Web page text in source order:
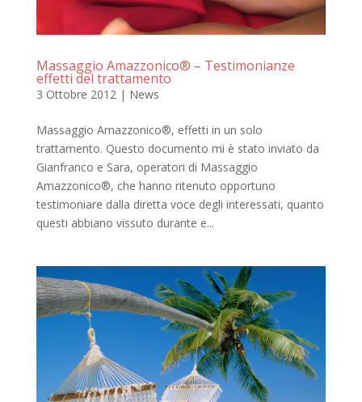
Massaggio Amazzonico® – Testimonianze
effetti del trattamento
3 Ottobre 2012| News
Massaggio Amazzonico®, effetti in un solo
trattamento. Questo documento mi è stato inviato da
Gianfranco e Sara, operatori di Massaggio
Amazzonico®, che hanno ritenuto opportuno
testimoniare dalla diretta voce degli interessati, quanto
questi abbiano vissuto durante e...